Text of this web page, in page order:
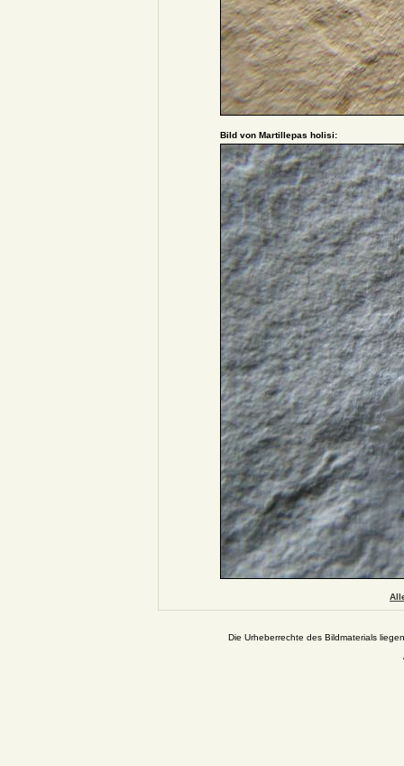
Bild von Martillepas holisi:
Die Urheberrechte des Bildmaterials